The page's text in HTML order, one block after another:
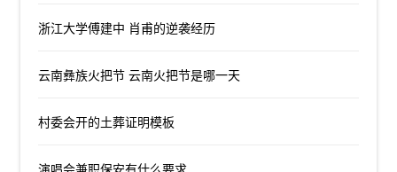
浙江大学傅建中 肖甫的逆袭经历
云南彝族火把节 云南火把节是哪一天
村委会开的土葬证明模板